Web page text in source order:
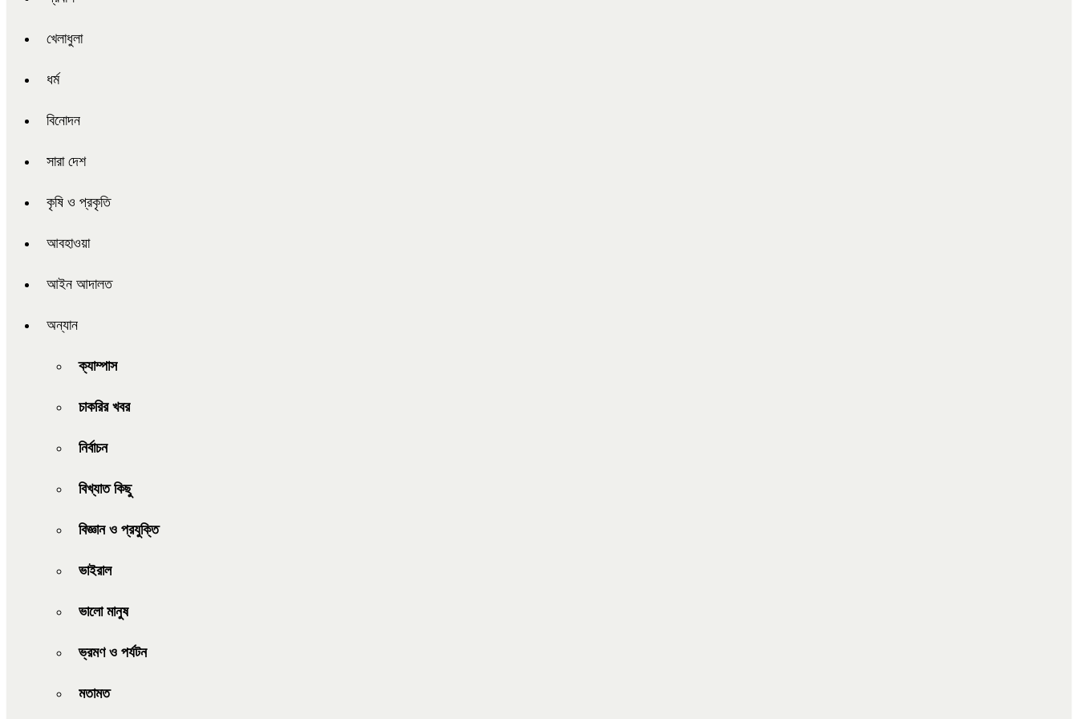
খেলাধুলা
ধর্ম
বিনোদন
সারা দেশ
কৃষি ও প্রকৃতি
আবহাওয়া
আইন আদালত
অন্যান
ক্যাম্পাস
চাকরির খবর
নির্বাচন
বিখ্যাত কিছু
বিজ্ঞান ও প্রযুক্তি
ভাইরাল
ভালো মানুষ
ভ্রমণ ও পর্যটন
মতামত